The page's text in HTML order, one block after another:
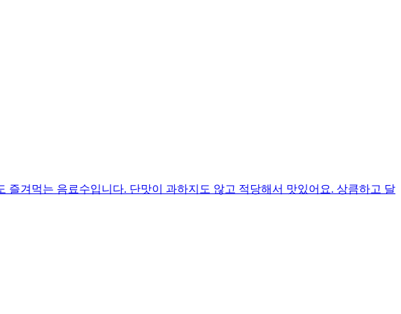
겨먹는 음료수입니다. 단맛이 과하지도 않고 적당해서 맛있어요. 상큼하고 달